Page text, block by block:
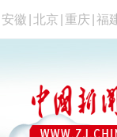
安徽 北京 重庆 福